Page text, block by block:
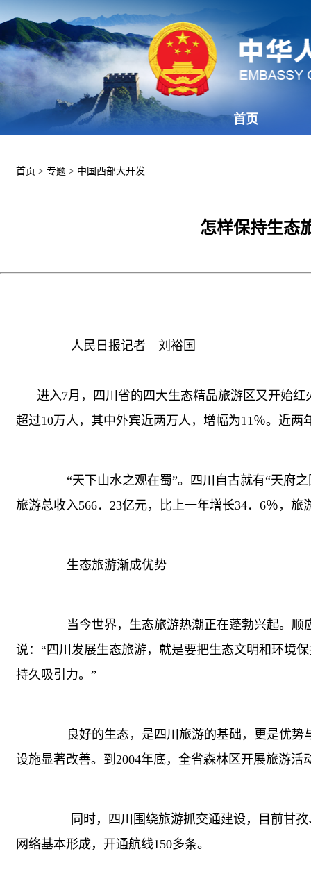
首页
首页 > 专题 > 中国西部大开发
怎样保持生态
人民日报记者 刘裕国
进入7月，四川省的四大生态精品旅游区又开始红
超过10万人，其中外宾近两万人，增幅为11％。近
“天下山水之观在蜀”。四川自古就有“天府之
旅游总收入566．23亿元，比上一年增长34．6％，
生态旅游渐成优势
当今世界，生态旅游热潮正在蓬勃兴起。顺
说：“四川发展生态旅游，就是要把生态文明和环境
持久吸引力。”
良好的生态，是四川旅游的基础，更是优势
设施显著改善。到2004年底，全省森林区开展旅游
同时，四川围绕旅游抓交通建设，目前甘孜
网络基本形成，开通航线150多条。